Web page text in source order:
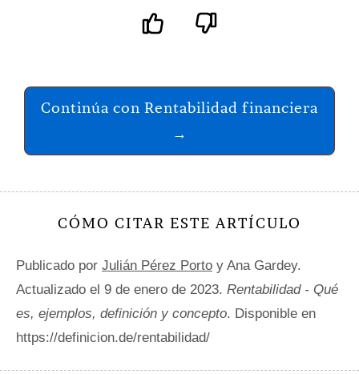
Continúa con Rentabilidad financiera
→
CÓMO CITAR ESTE ARTÍCULO
Publicado por Julián Pérez Porto y Ana Gardey.
Actualizado el 9 de enero de 2023. Rentabilidad - Qué
es, ejemplos, definición y concepto. Disponible en
https://definicion.de/rentabilidad/